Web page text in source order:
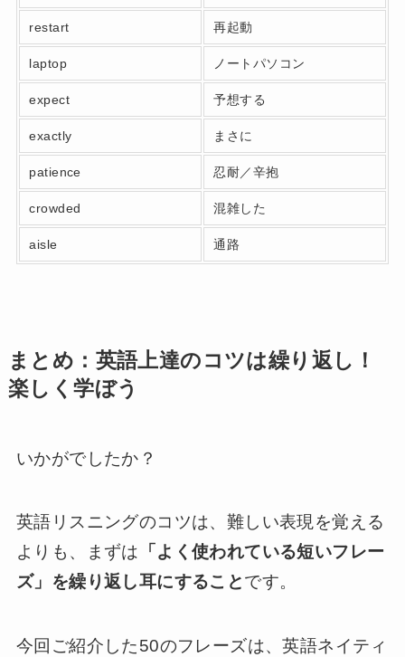
restart 再起動
laptop ノートパソコン
expect 予想する
exactly まさに
patience 忍耐／辛抱
crowded 混雑した
aisle 通路
まとめ：英語上達のコツは繰り返し！
楽しく学ぼう
いかがでしたか？
英語リスニングのコツは、難しい表現を覚える
よりも、まずは 「よく使われている短いフレー
ズ」を繰り返し耳にすることです。
今回ご紹介した50のフレーズは、英語ネイティ